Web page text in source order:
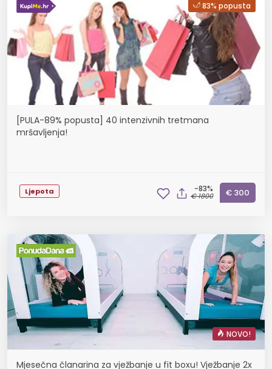
83% popusta
[PULA-89% popusta] 40 intenzivnih tretmana
mršavljenja!
Ljepota -83%
€ 1800 € 300
NOVO!
Mjesečna članarina za vježbanje u fit boxu! Vježbanje 2x